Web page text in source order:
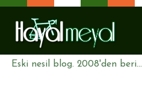
Eski nesil blog. 2008'den beri...